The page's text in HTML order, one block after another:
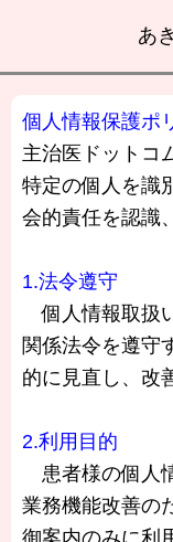
あ
個人情報保護ポ
主治医ドットコ
特定の個人を識
会的責任を認識
1.法令遵守
個人情報取扱
関係法令を遵守
的に見直し、改
2.利用目的
患者様の個人
業務機能改善の
御案内のみに利